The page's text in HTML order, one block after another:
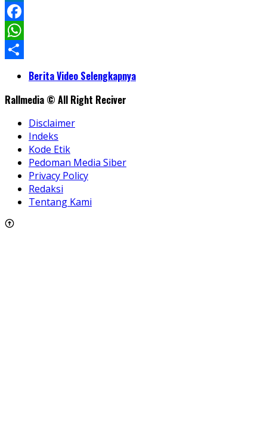
LinkedIn
Facebook
WhatsApp
ShareBerita Video Selengkapnya
Rallmedia © All Right Reciver
Disclaimer
Indeks
Kode Etik
Pedoman Media Siber
Privacy Policy
Redaksi
Tentang Kami